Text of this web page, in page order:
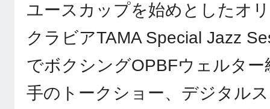
ユースカップを始めとしたオ
クラビアTAMA Special Jazz
でボクシングOPBFウェルター
手のトークショー、デジタル